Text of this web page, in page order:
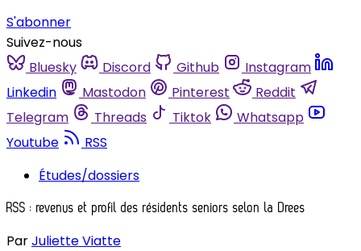
S'abonner
Suivez-nous
Bluesky
Discord Github
Instagram
Linkedin
Mastodon Pinterest
Reddit
Telegram
Threads Tiktok
Whatsapp
Youtube
RSS
Études/dossiers
RSS : revenus et profil des résidents seniors selon la Drees
ParJuliette Viatte